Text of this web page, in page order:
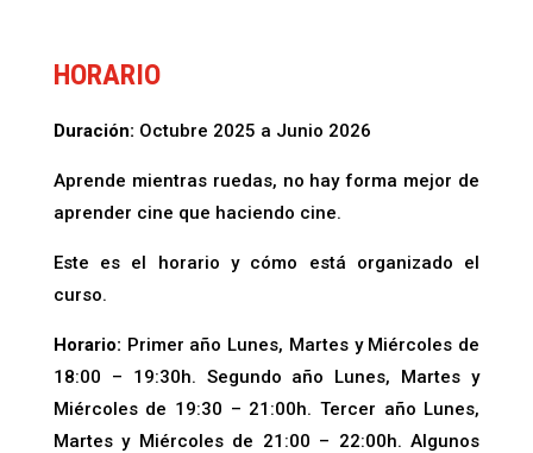
HORARIO
Duración: Octubre 2025 a Junio 2026
Aprende mientras ruedas, no hay forma mejor de
aprender cine que haciendo cine.
Este es el horario y cómo está organizado el
curso.
Horario: Primer año Lunes, Martes y Miércoles de
18:00 – 19:30h. Segundo año Lunes, Martes y
Miércoles de 19:30 – 21:00h. Tercer año Lunes,
Martes y Miércoles de 21:00 – 22:00h. Algunos